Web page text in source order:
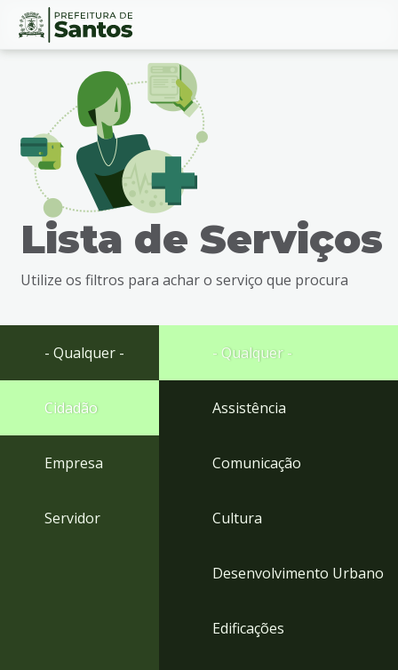
Ir
busca
Ir
rodapé
Conteúdo
Lista de Serviços
Utilize os filtros para achar o serviço que procura
- Qualquer -
Cidadão
Empresa
Servidor
- Qualquer -
Assistência
Comunicação
Cultura
Desenvolvimento Urbano
Edificações